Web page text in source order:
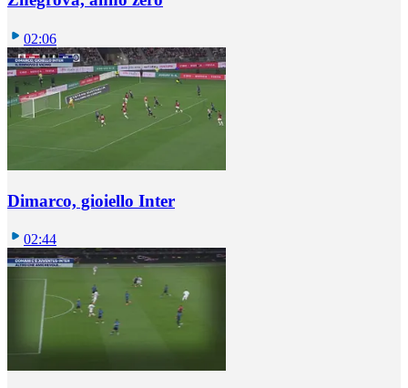
02:06
Dimarco, gioiello Inter
02:44